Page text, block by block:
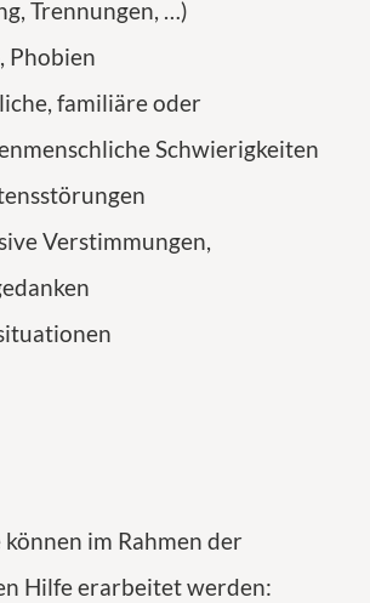
Trennungen, …)
Phobien
familiäre oder
Schwierigkeiten
Verstimmungen,
im Rahmen der
Hilfe erarbeitet werden: